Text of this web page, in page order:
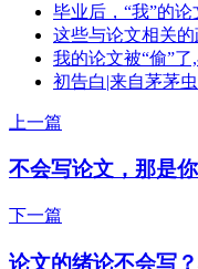
毕业后，“我”的论
这些与论文相关
我的论文被“偷”
初告白|来自茅茅虫
上一篇
不会写论文，那是
下一篇
论文的绪论不会写